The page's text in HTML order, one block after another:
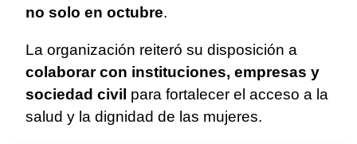
no solo en octubre.
La organización reiteró su disposición a
colaborar con instituciones, empresas y
sociedad civil para fortalecer el acceso a la
salud y la dignidad de las mujeres.